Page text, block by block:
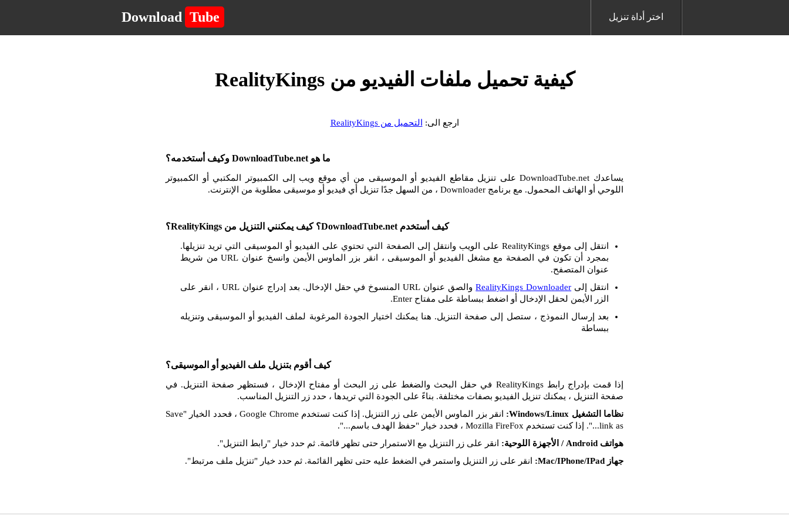
Download Tube اختر أداة تنزيل
كيفية تحميل ملفات الفيديو من RealityKings
ارجع الى: التحميل من RealityKings
ما هو DownloadTube.net وكيف أستخدمه؟
يساعدك DownloadTube.net على تنزيل مقاطع الفيديو أو الموسيقى من أي موقع ويب إلى الكمبيوتر المكتبي أو الكمبيوتر
اللوحي أو الهاتف المحمول. مع برنامج Downloader ، من السهل جدًا تنزيل أي فيديو أو موسيقى مطلوبة من الإنترنت.
كيف أستخدم DownloadTube.net؟ كيف يمكنني التنزيل من RealityKings؟
انتقل إلى موقع RealityKings على الويب وانتقل إلى الصفحة التي تحتوي على الفيديو أو الموسيقى التي تريد تنزيلها.
بمجرد أن تكون في الصفحة مع مشغل الفيديو أو الموسيقى ، انقر بزر الماوس الأيمن وانسخ عنوان URL من شريط
عنوان المتصفح.
انتقل إلى RealityKings Downloader
والصق عنوان URL المنسوخ في حقل الإدخال. بعد إدراج عنوان URL ، انقر على
الزر الأيمن لحقل الإدخال أو اضغط ببساطة على مفتاح Enter.
بعد إرسال النموذج ، ستصل إلى صفحة التنزيل. هنا يمكنك اختيار الجودة المرغوبة لملف الفيديو أو الموسيقى وتنزيله
ببساطة
كيف أقوم بتنزيل ملف الفيديو أو الموسيقى؟
إذا قمت بإدراج رابط RealityKings في حقل البحث والضغط على زر البحث أو مفتاح الإدخال ، فستظهر صفحة التنزيل. في
صفحة التنزيل ، يمكنك تنزيل الفيديو بصفات مختلفة. بناءً على الجودة التي تريدها ، حدد زر التنزيل المناسب.
نظاما التشغيل Windows/Linux:
انقر بزر الماوس الأيمن على زر التنزيل. إذا كنت تستخدم Google Chrome ، فحدد الخيار "Save
link as...". إذا كنت تستخدم Mozilla FireFox ، فحدد خيار "حفظ الهدف باسم...".
هواتف Android / الأجهزة اللوحية:
انقر على زر التنزيل مع الاستمرار حتى تظهر قائمة. ثم حدد خيار "رابط التنزيل".
جهاز Mac/IPhone/IPad:
انقر على زر التنزيل واستمر في الضغط عليه حتى تظهر القائمة. ثم حدد خيار "تنزيل ملف مرتبط".